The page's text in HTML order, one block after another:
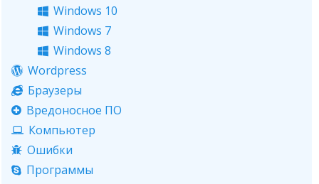
Windows 10
Windows 7
Windows 8
Wordpress
Браузеры
Вредоносное ПО
Компьютер
Ошибки
Программы